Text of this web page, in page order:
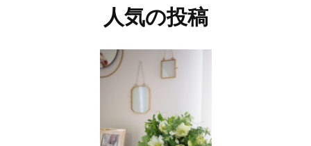
人気の投稿